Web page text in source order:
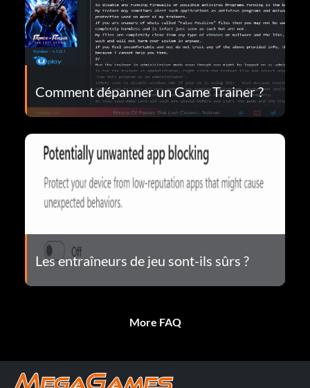
Comment dépanner un Game Trainer ?
Les entraîneurs de jeu sont-ils sûrs ?
More FAQ